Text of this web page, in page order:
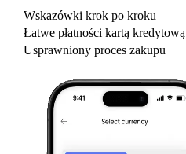
Wskazówki krok po kroku
Łatwe płatności kartą kredytową
Usprawniony proces zakupu